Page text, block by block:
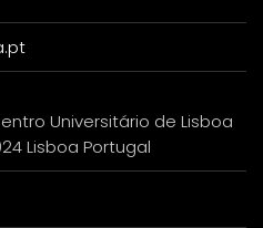
Universitário de Lisboa
Lisboa Portugal